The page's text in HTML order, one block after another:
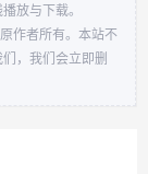
放与下载。
作者所有。本站不
，我们会立即删